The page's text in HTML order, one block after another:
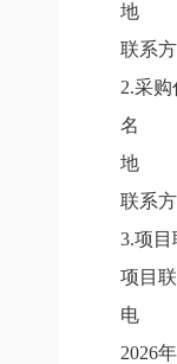
地 址
联系
2.采购
名 称：
地 址：
联系方
3.项目
项目联
电
2026年